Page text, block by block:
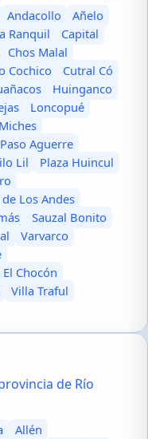
Andacollo
Añelo
Ranquil
Capital
Chos Malal
Cochico
Cutral Có
Huinganco
Loncopué
Paso Aguerre
Lil
Plaza Huincul
Los Andes
Sauzal Bonito
Varvarco
Chocón
Villa Traful
de Río
Allén